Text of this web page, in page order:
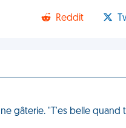
Reddit
gâterie. "T'es belle quand